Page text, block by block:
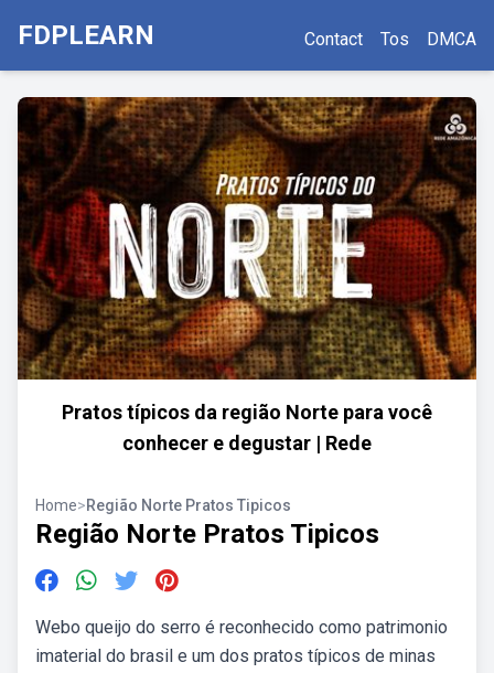
FDPLEARN Contact Tos DMCA
Pratos típicos da região Norte para você
conhecer e degustar | Rede
Home>Região Norte Pratos Tipicos
Região Norte Pratos Tipicos
Webo queijo do serro é reconhecido como patrimonio
imaterial do brasil e um dos pratos típicos de minas